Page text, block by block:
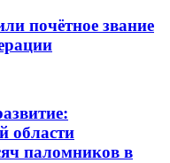
почётное звание
области
паломников в